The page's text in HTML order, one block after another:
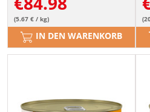
(5.67 € / kg)
IN DEN WARENKORB